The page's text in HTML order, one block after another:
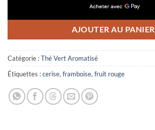
AJOUTER AU PANIER
Catégorie :Thé Vert Aromatisé
Étiquettes :cerise, framboise, fruit rouge